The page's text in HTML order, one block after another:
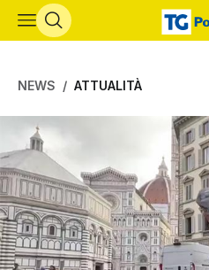
Vai al contenuto principale
NEWS ATTUALITÀ